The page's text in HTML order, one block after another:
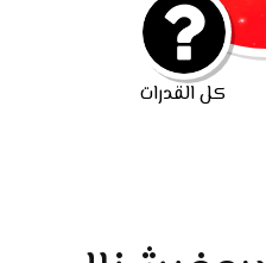
كل القدرات